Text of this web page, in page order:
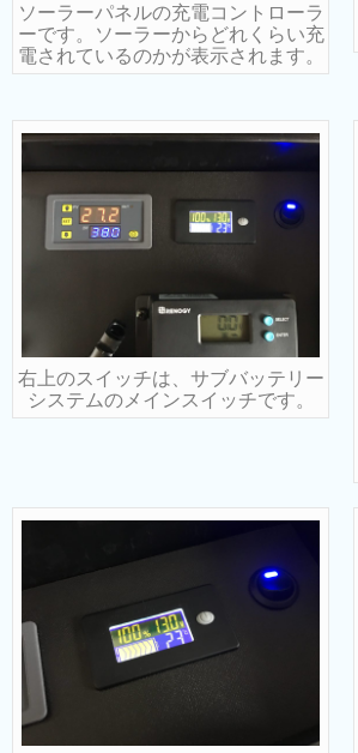
ソーラーパネルの充電コントローラ
ーです。ソーラーからどれくらい充
電されているのかが表示されます。
右上のスイッチは、サブバッテリー
システムのメインスイッチです。